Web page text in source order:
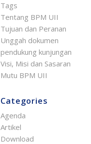
Tags
Tentang BPM UII
Tujuan dan Peranan
Unggah dokumen
pendukung kunjungan
Visi, Misi dan Sasaran
Mutu BPM UII
Categories
Agenda
Artikel
Download